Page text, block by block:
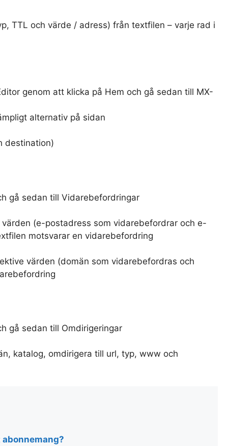
TTL och värde / adress) från textfilen – varje rad i
genom att klicka på Hem och gå sedan till MX-
alternativ på sidan
destination)
gå sedan till Vidarebefordringar
(e-postadress som vidarebefordrar och e-
motsvarar en vidarebefordring
värden (domän som vidarebefordras och
gå sedan till Omdirigeringar
katalog, omdirigera till url, typ, www och